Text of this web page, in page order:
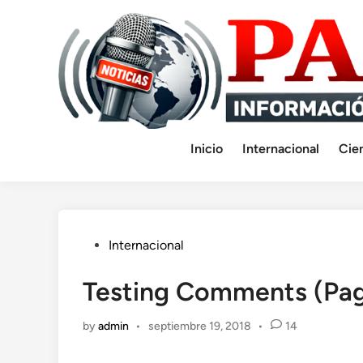
Inicio Internacional
PostedInternacional
Testing Comments
byadmin • septiembre 19, 2018 • 14